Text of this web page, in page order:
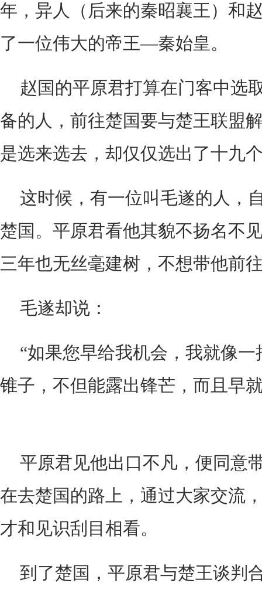
年，异人（后来的秦昭襄王）和
了一位伟大的帝王—秦始皇。
赵国的平原君打算在门客中选
备的人，前往楚国要与楚王联盟
是选来选去，却仅仅选出了十九
这时候，有一位叫毛遂的人，
楚国。平原君看他其貌不扬名不
三年也无丝毫建树，不想带他前
毛遂却说：
“如果您早给我机会，我就像
锥子，不但能露出锋芒，而且早
平原君见他出口不凡，便同意
在去楚国的路上，通过大家交流
才和见识刮目相看。
到了楚国，平原君与楚王谈判